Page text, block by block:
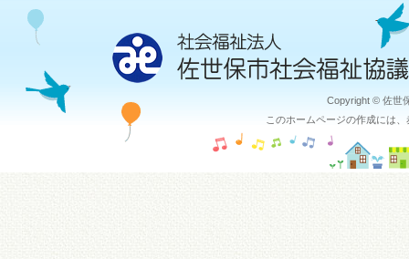
Copyright © 佐世
このホームページの作成には